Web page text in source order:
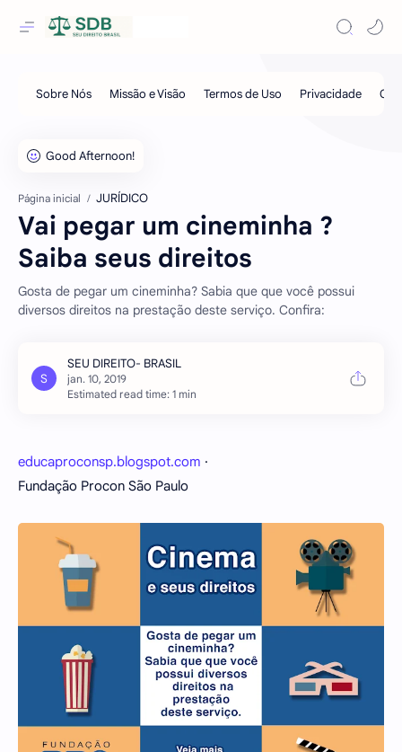
Página inicial JURÍDICO
Vai pegar um cineminha ?
Saiba seus direitos
Gosta de pegar um cineminha? Sabia que que você possui
diversos direitos na prestação deste serviço. Confira:
Estimated read time: 1 min
educaproconsp.blogspot.com ·
Fundação Procon São Paulo